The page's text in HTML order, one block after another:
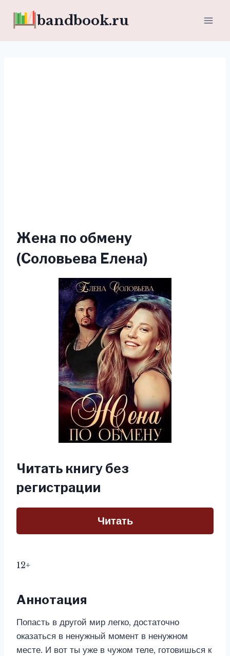
bandbook.ru
Жена по обмену
(Соловьева Елена)
Читать книгу без
регистрации
Читать
12+
Аннотация
Попасть в другой мир легко, достаточно
оказаться в ненужный момент в ненужном
месте. И вот ты уже в чужом теле, готовишься к